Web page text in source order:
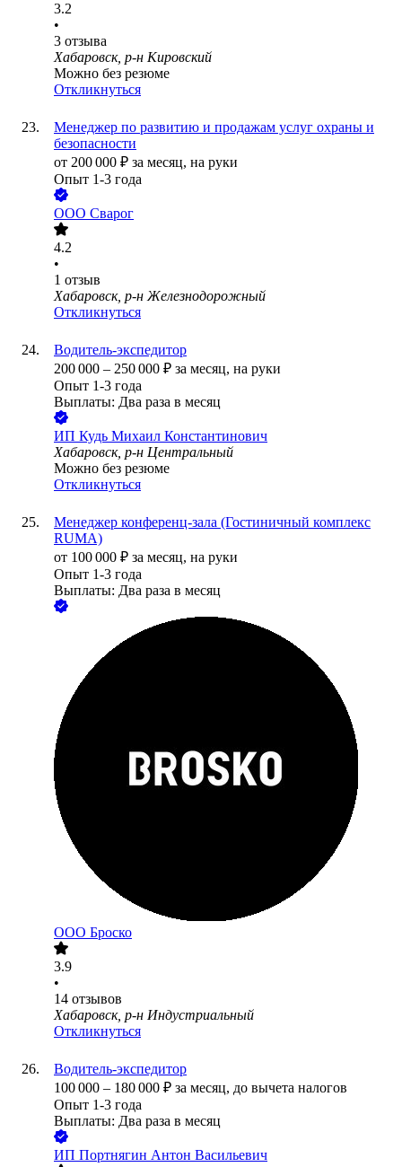
3.2
•
3 отзыва
Хабаровск, р-н Кировский
Можно без резюме
Откликнуться
Менеджер по развитию и продажам услуг охраны и
безопасности
от 200 000 ₽ за месяц, на руки
Опыт 1-3 года
ООО Сварог
4.2
•
1 отзыв
Хабаровск, р-н Железнодорожный
Откликнуться
Водитель-экспедитор
200 000 – 250 000 ₽ за месяц, на руки
Опыт 1-3 года
Выплаты: Два раза в месяц
ИП Кудь Михаил Константинович
Хабаровск, р-н Центральный
Можно без резюме
Откликнуться
Менеджер конференц-зала (Гостиничный комплекс
RUMA)
от 100 000 ₽ за месяц, на руки
Опыт 1-3 года
Выплаты: Два раза в месяц
ООО Броско
3.9
•
14 отзывов
Хабаровск, р-н Индустриальный
Откликнуться
Водитель-экспедитор
100 000 – 180 000 ₽ за месяц, до вычета налогов
Опыт 1-3 года
Выплаты: Два раза в месяц
ИП Портнягин Антон Васильевич